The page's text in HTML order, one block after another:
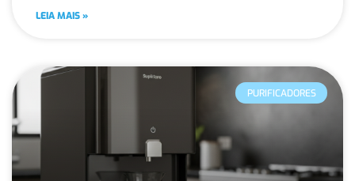
LEIA MAIS »
PURIFICADORES